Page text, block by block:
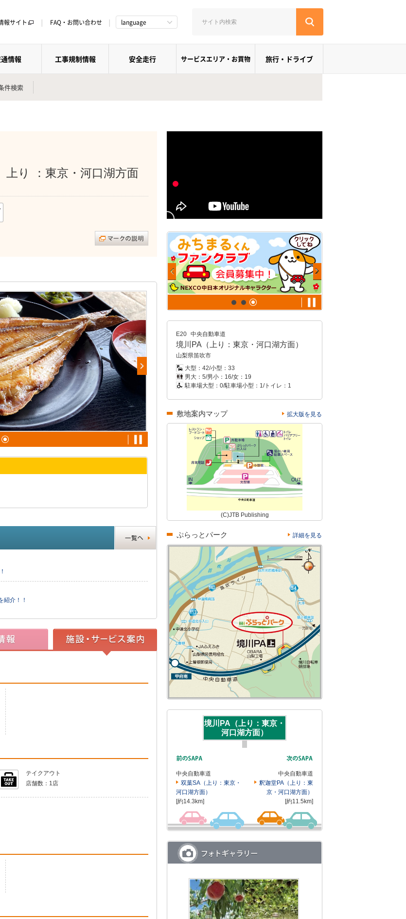
報サイト FAQ・お問い合わせ language
情報 工事規制情報 安全走行 サービスエリア・お買物 旅行・ドライブ
件検索
り ：東京・河口湖方面
介！！
テイクアウト
店舗数： 1店
E20 中央自動車道
境川PA（上り：東京・河口湖方面）
山梨県笛吹市
大型：42/小型：33
男大：5/男小：16/女：19
駐車場大型：0/駐車場小型：1/トイレ：1
敷地案内マップ 拡大版を見る
(C)JTB Publishing
ぷらっとパーク 詳細を見る
境川PA（上り：東京・
河口湖方面）
中央自動車道
双葉SA（上り：東京・
河口湖方面）
[約14.3km]
中央自動車道
釈迦堂PA（上り：東
京・河口湖方面）
[約11.5km]